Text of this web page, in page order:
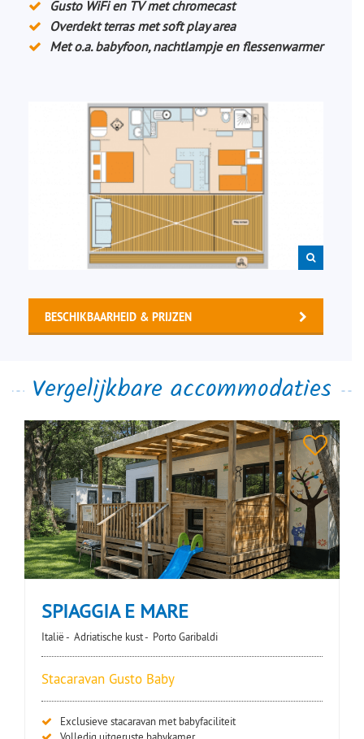
Gusto WiFi en TV met chromecast
Overdekt terras met soft play area
Met o.a. babyfoon, nachtlampje en flessenwarmer
BESCHIKBAARHEID & PRIJZEN
Vergelijkbare accommodaties
SPIAGGIA E MARE
Italië - Adriatische kust - Porto Garibaldi
Stacaravan Gusto Baby
Exclusieve stacaravan met babyfaciliteit